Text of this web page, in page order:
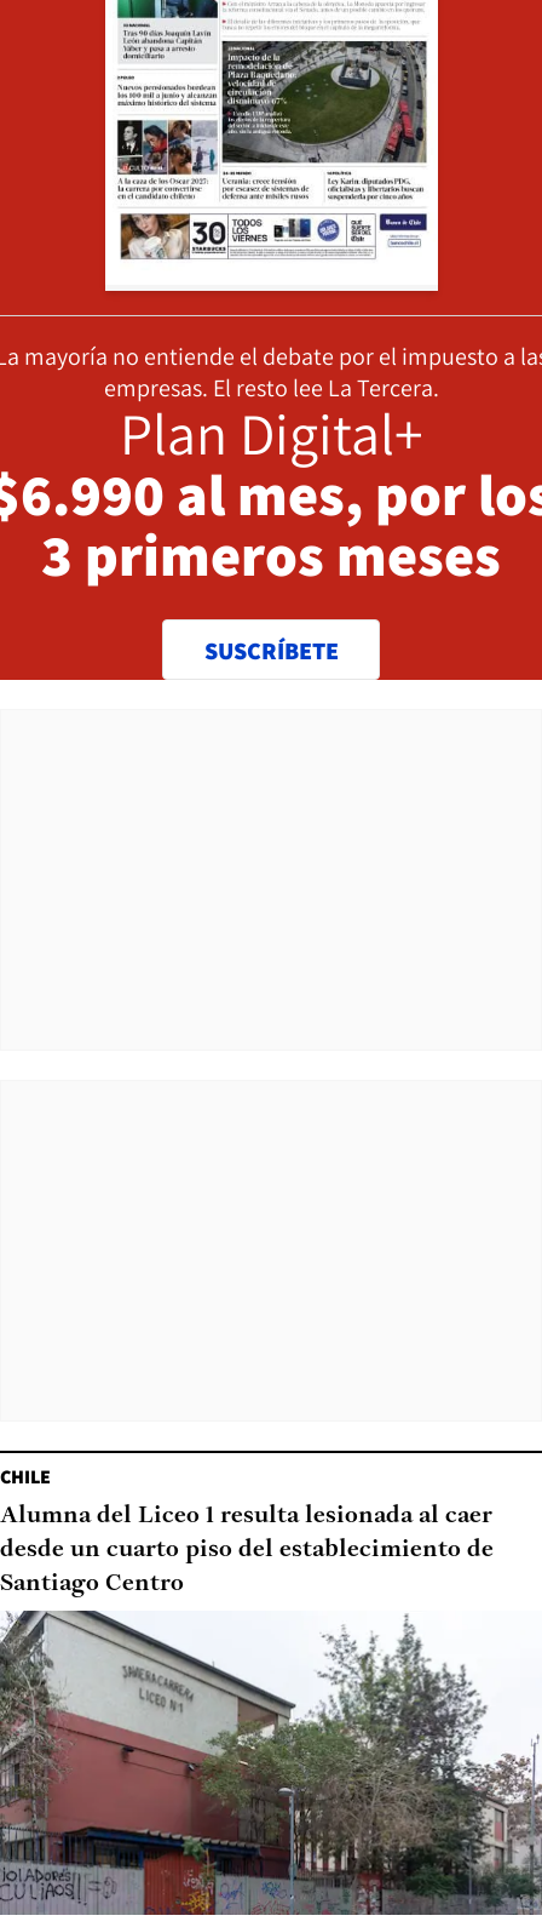
mayoría no entiende el debate por el impuesto a
empresas. El resto lee La Tercera.
Plan Digital+
al mes, por
3 primeros meses
SUSCRÍBETE
CHILE
Alumna del Liceo 1 resulta lesionada al caer
desde un cuarto piso del establecimiento de
Santiago Centro